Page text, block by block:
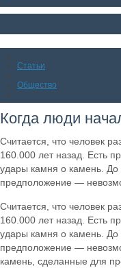
Статьи
Общество
Когда люди
Считается, что человек
160.000 лет назад. Есть
удары камня о камень. До
предположение —
Считается, что человек
160.000 лет назад. Есть
удары камня о камень. До
предположение —
камень, сделанные для